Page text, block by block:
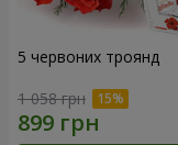
5 червоних троянд
1 058 грн